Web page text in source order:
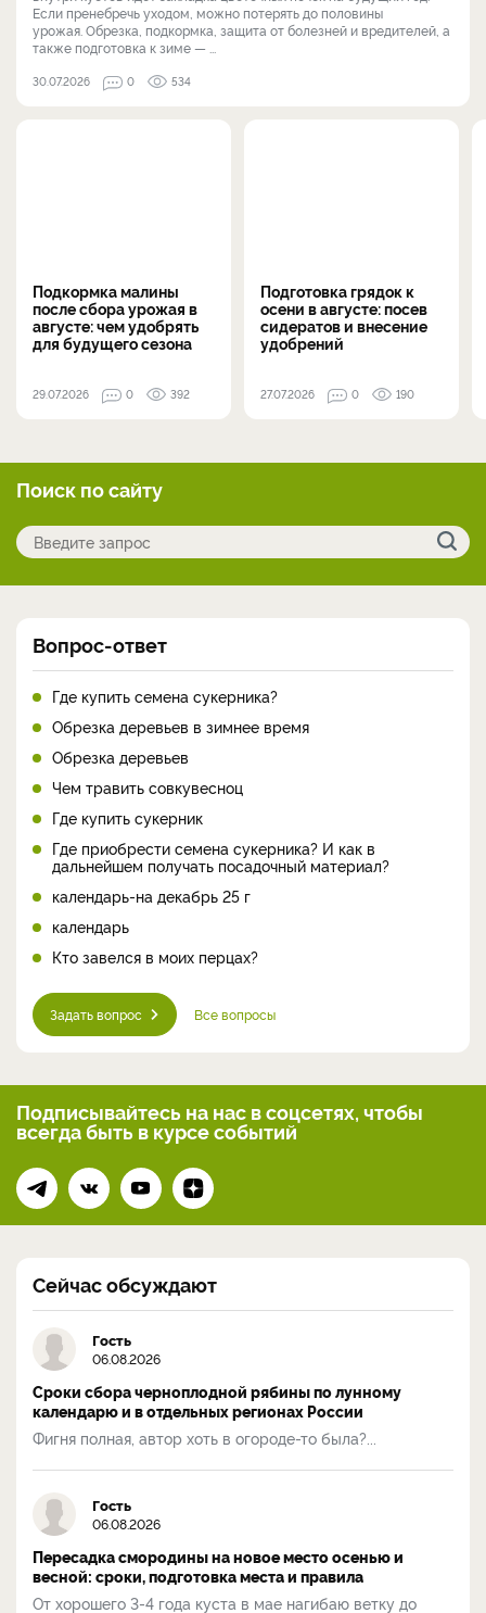
Если пренебречь уходом, можно потерять до половины
урожая. Обрезка, подкормка, защита от болезней и вредителей, а
также подготовка к зиме — ...
30.07.2026 0 534
Подкормка малины
после сбора урожая в
августе: чем удобрять
для будущего сезона
29.07.2026 0 392
Подготовка грядок к
осени в августе: посев
сидератов и внесение
удобрений
27.07.2026 0 190
Поиск по сайту
Вопрос-ответ
Где купить семена сукерника?
Обрезка деревьев в зимнее время
Обрезка деревьев
Чем травить совкувесноц
Где купить сукерник
Где приобрести семена сукерника? И как в
дальнейшем получать посадочный материал?
календарь-на декабрь 25 г
календарь
Кто завелся в моих перцах?
Задать вопрос Все вопросы
Подписывайтесь на нас в соцсетях, чтобы
всегдабыть в курсе событий
Сейчас обсуждают
Гость
06.08.2026
Сроки сбора черноплодной рябины по лунному
календарю и в отдельных регионах России
Фигня полная, автор хоть в огороде-то была?...
Гость
06.08.2026
Пересадка смородины на новое место осенью и
весной: сроки, подготовка места и правила
От хорошего 3-4 года куста в мае нагибаю ветку до